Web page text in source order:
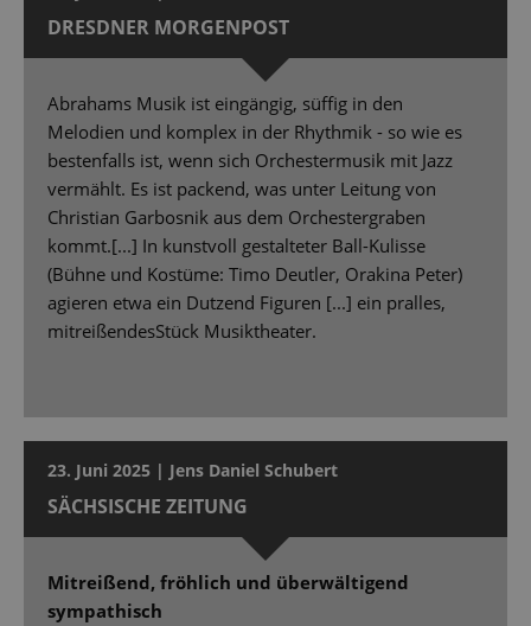
DRESDNER MORGENPOST
Abrahams Musik ist eingängig, süffig in den
Melodien und komplex in der Rhythmik - so wie es
bestenfalls ist, wenn sich Orchestermusik mit Jazz
vermählt. Es ist packend, was unter Leitung von
Christian Garbosnik aus dem Orchestergraben
kommt.[...] In kunstvoll gestalteter Ball-Kulisse
(Bühne und Kostüme: Timo Deutler, Orakina Peter)
agieren etwa ein Dutzend Figuren [...] ein pralles,
mitreißendesStück Musiktheater.
23. Juni 2025 | Jens Daniel Schubert
SÄCHSISCHE ZEITUNG
Mitreißend, fröhlich und überwältigend
sympathisch